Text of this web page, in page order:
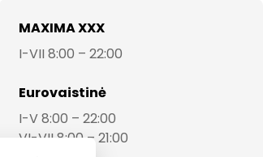
MAXIMA XXX
I-VII 8:00 – 22:00
Eurovaistinė
I-V 8:00 – 22:00
VI-VII 8:00 – 21:00